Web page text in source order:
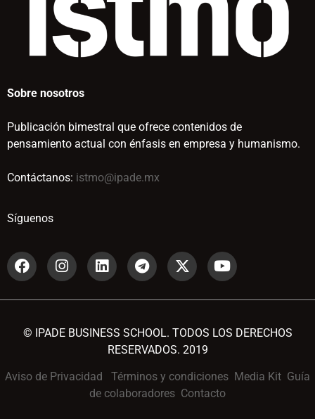
Sobre nosotros
Publicación bimestral que ofrece contenidos de
pensamiento actual con énfasis en empresa y humanismo.
Contáctanos: istmo@ipade.mx
Síguenos
© IPADE BUSINESS SCHOOL. TODOS LOS DERECHOS
RESERVADOS. 2019
Aviso de Privacidad Términos y condiciones Media Kit Guía
de colaboradores Contacto